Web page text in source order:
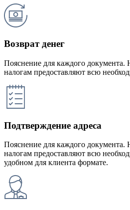
Возврат денег
Пояснение для каждого
налогам предоставляют всю
Подтверждение адреса
Пояснение для каждого
налогам предоставляют всю
удобном для клиента формате.